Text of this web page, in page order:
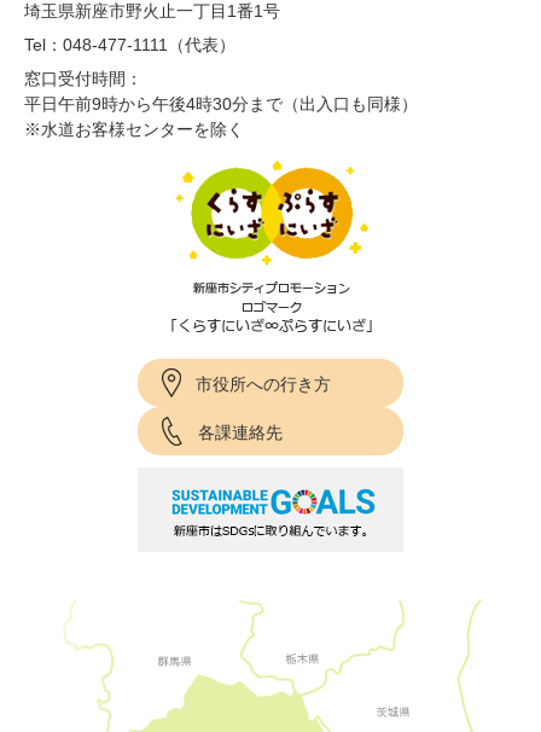
埼玉県新座市野火止一丁目1番1号
Tel：048-477-1111（代表）
窓口受付時間：
平日午前9時から午後4時30分まで（出入口も同様）
※水道お客様センターを除く
市役所への行き方
各課連絡先